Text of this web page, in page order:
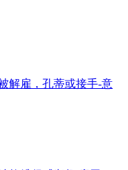
解雇，孔蒂或接手-意